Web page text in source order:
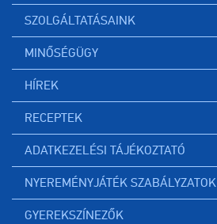
SZOLGÁLTATÁSAINK
MINŐSÉGÜGY
HÍREK
RECEPTEK
ADATKEZELÉSI TÁJÉKOZTATÓ
NYEREMÉNYJÁTÉK SZABÁLYZATOK
GYEREKSZÍNEZŐK